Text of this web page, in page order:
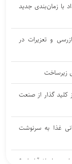
با زمان‌بندی جدید
و تعزیرات در
زیرساخت
گذار از صنعت
غذا به سرنوشت
دیپلماسی همسایگی در تراز عالی؛ میزبانی سفارت ایران در اسلام‌آباد از ۶